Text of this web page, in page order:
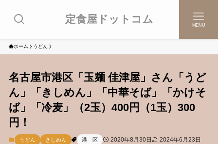
定食屋ドットコム MENU
ホーム うどん
名古屋市港区「玉麺 佳津屋」さん「うど
ん」「きしめん」「中華そば」「かけそ
ば」「冷麦」（2玉）400円（1玉）300
円！
うどん きしめん 港 区 2020年8月30日
2024年6月23日